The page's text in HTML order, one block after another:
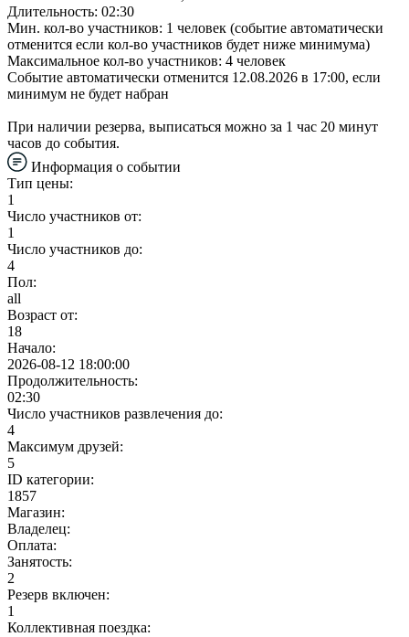
Длительность: 02:30
Мин. кол-во участников: 1 человек (событие автоматически
отменится если кол-во участников будет ниже минимума)
Максимальное кол-во участников: 4 человек
Событие автоматически отменится 12.08.2026 в 17:00, если
минимум не будет набран
При наличии резерва, выписаться можно за 1 час 20 минут
часов до события.
Информация о событии
Тип цены:
1
Число участников от:
1
Число участников до:
4
Пол:
all
Возраст от:
18
Начало:
2026-08-12 18:00:00
Продолжительность:
02:30
Число участников развлечения до:
4
Максимум друзей:
5
ID категории:
1857
Магазин:
Владелец:
Оплата:
Занятость:
2
Резерв включен:
1
Коллективная поездка: